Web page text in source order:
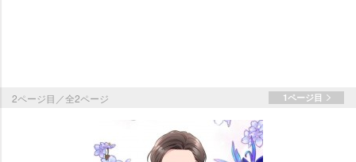
2ページ目／全2ページ 1ページ目